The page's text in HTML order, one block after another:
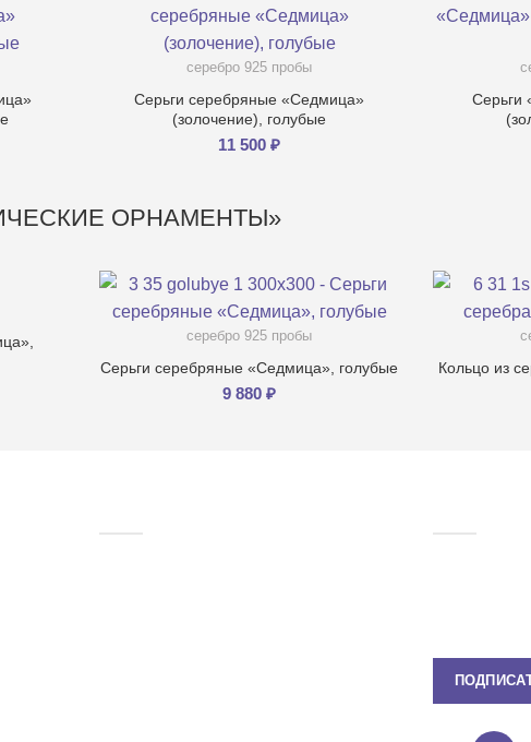
серебро 925 пробы
Серьги серебряные «Седмица»
(золочение), голубые
11 500₽
Серьги
ОРНАМЕНТЫ»
серебро 925 пробы
Серьги серебряные «Седмица», голубые
9 880₽
Кольцо из